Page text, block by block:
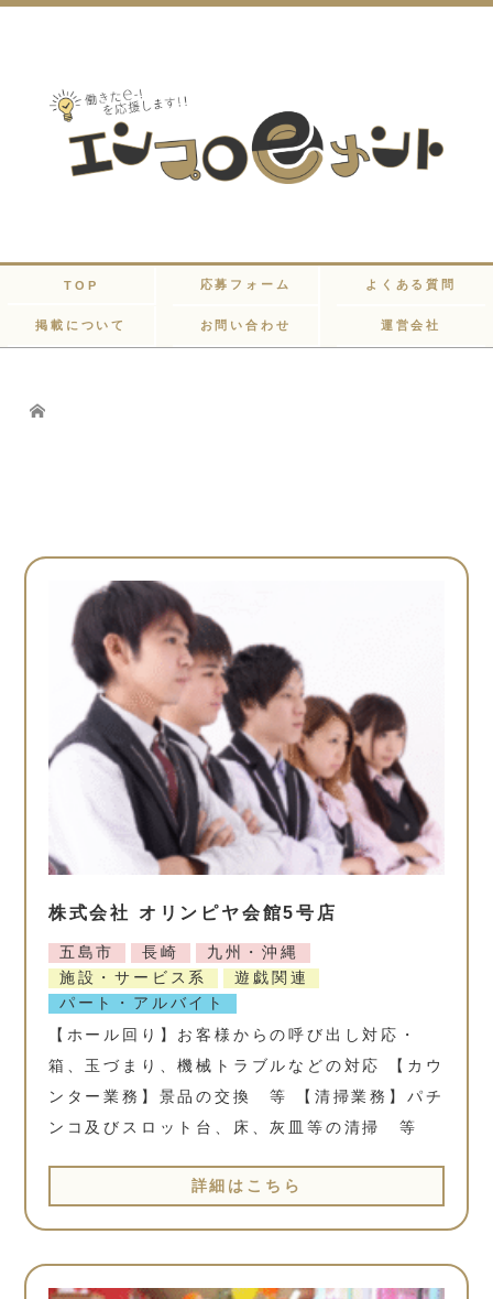
TOP 応募フォーム よくある質問
掲載について お問い合わせ 運営会社
Home
株式会社 オリンピヤ会館5号店
五島市 長崎
九州・沖縄
施設・サービス系
遊戯関連
パート・アルバイト
【ホール回り】お客様からの呼び出し対応・
箱、玉づまり、機械トラブルなどの対応 【カウ
ンター業務】景品の交換 等 【清掃業務】パチ
ンコ及びスロット台、床、灰皿等の清掃 等
詳細はこちら